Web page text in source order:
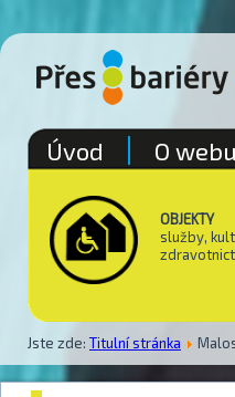
OBJEKTY
služby,
Jste zde: Titulní stránka
Úvod O webu